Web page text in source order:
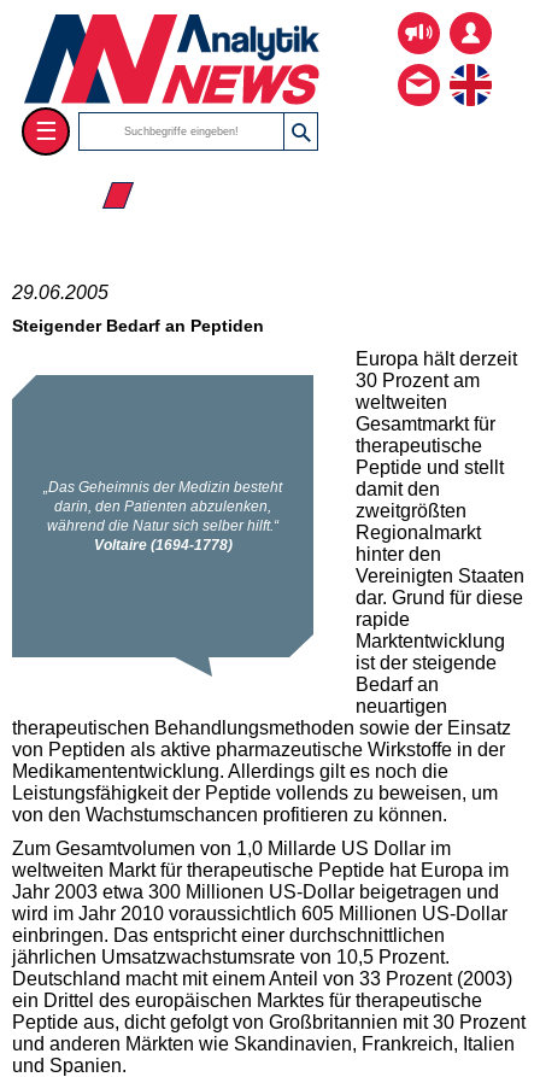
☰
☰ 2005
29.06.2005
Steigender Bedarf an Peptiden
Europa hält derzeit
30 Prozent am
weltweiten
Gesamtmarkt für
therapeutische
Peptide und stellt
damit den
zweitgrößten
Regionalmarkt
hinter den
Vereinigten Staaten
dar. Grund für diese
rapide
Marktentwicklung
ist der steigende
Bedarf an
neuartigen
therapeutischen Behandlungsmethoden sowie der Einsatz
von Peptiden als aktive pharmazeutische Wirkstoffe in der
Medikamententwicklung. Allerdings gilt es noch die
Leistungsfähigkeit der Peptide vollends zu beweisen, um
von den Wachstumschancen profitieren zu können.
Zum Gesamtvolumen von 1,0 Millarde US Dollar im
weltweiten Markt für therapeutische Peptide hat Europa im
Jahr 2003 etwa 300 Millionen US-Dollar beigetragen und
wird im Jahr 2010 voraussichtlich 605 Millionen US-Dollar
einbringen. Das entspricht einer durchschnittlichen
jährlichen Umsatzwachstumsrate von 10,5 Prozent.
Deutschland macht mit einem Anteil von 33 Prozent (2003)
ein Drittel des europäischen Marktes für therapeutische
Peptide aus, dicht gefolgt von Großbritannien mit 30 Prozent
und anderen Märkten wie Skandinavien, Frankreich, Italien
und Spanien.